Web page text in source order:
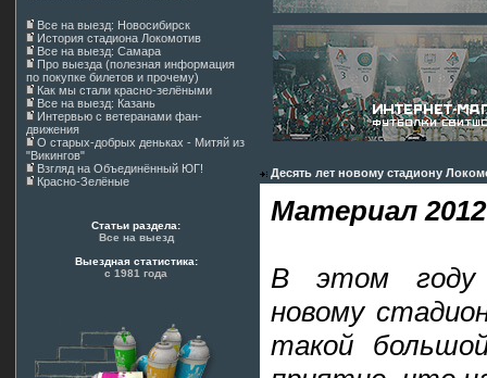
Все на выезд: Новосибирск
История стадиона Локомотив
Все на выезд: Самара
Про выезда (полезная информация
по покупке билетов и прочему)
Как мы стали красно-зелёными
Все на выезд: Казань
Интервью с ветеранами фан-
движения
О старых-добрых деньках - Митяй из
"Викингов"
Взгляд на Объединённый ЮГ!
Красно-Зелёные
Статьи раздела:
Все на выезд
Выездная статистика:
с 1981 года
Десять лет новому стадиону
Материал
В этом году
новому
такой